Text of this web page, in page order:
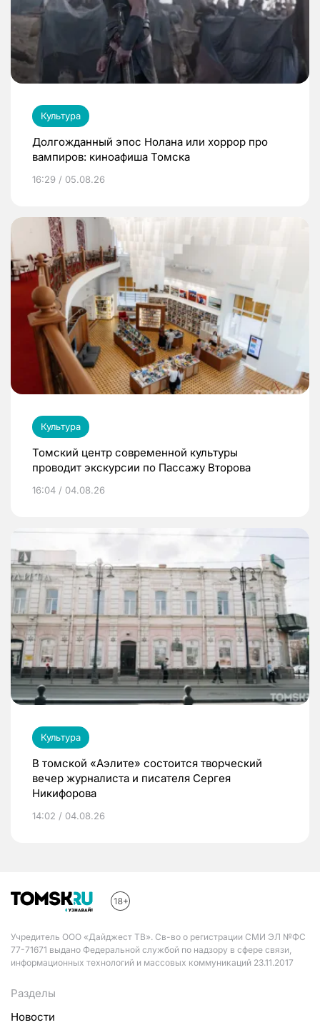
Культура
Долгожданный эпос Нолана или хоррор про
вампиров: киноафиша Томска
16:29 / 05.08.26
Культура
Томский центр современной культуры
проводит экскурсии по Пассажу Второва
16:04 / 04.08.26
Культура
В томской «Аэлите» состоится творческий
вечер журналиста и писателя Сергея
Никифорова
14:02 / 04.08.26
Учредитель ООО «Дайджест ТВ». Св-во о регистрации СМИ ЭЛ №ФС
77-71671 выдано Федеральной службой по надзору в сфере связи,
информационных технологий и массовых коммуникаций 23.11.2017
Разделы
Новости